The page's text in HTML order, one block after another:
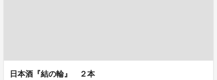
日本酒『結の輪』 ２本